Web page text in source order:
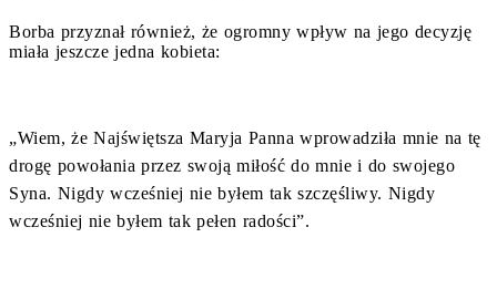
Borba przyznał również, że ogromny wpływ na jego decyzję
miała jeszcze jedna kobieta:
„Wiem, że Najświętsza Maryja Panna wprowadziła mnie na tę
drogę powołania przez swoją miłość do mnie i do swojego
Syna. Nigdy wcześniej nie byłem tak szczęśliwy. Nigdy
wcześniej nie byłem tak pełen radości”.